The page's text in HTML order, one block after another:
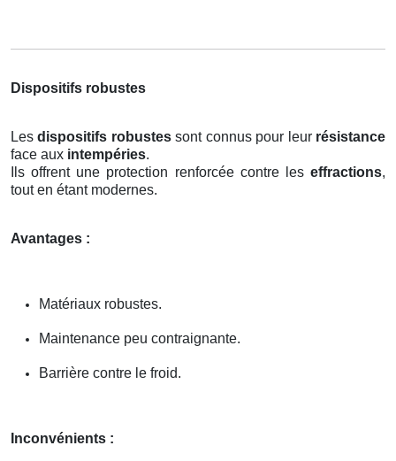
Dispositifs robustes
Lesdispositifs robustessont connus pour leur résistance
face aux intempéries.
Ils offrent une protection renforcée contre les effractions,
tout en étant modernes.
Avantages :
Matériaux robustes.
Maintenance peu contraignante.
Barrière contre le froid.
Inconvénients :